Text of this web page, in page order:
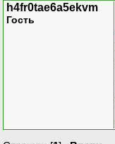
h4fr0tae6a5ekvm
Гость